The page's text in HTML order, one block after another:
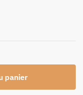
panier